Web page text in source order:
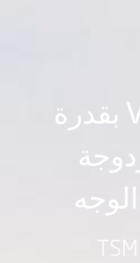
وحدة Vertex N بقدرة